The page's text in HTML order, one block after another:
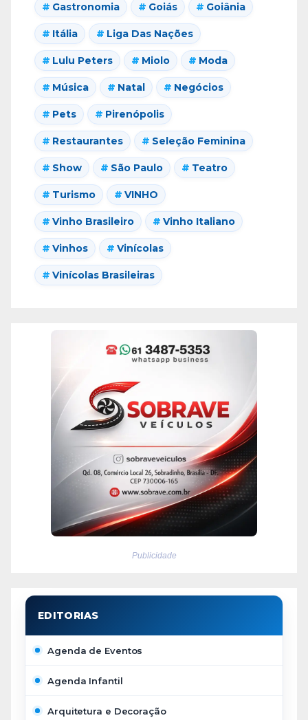
Gastronomia Goiás Goiânia
Itália Liga Das Nações
Lulu Peters Miolo Moda
Música Natal Negócios
Pets Pirenópolis
Restaurantes Seleção Feminina
Show São Paulo Teatro
Turismo VINHO
Vinho Brasileiro Vinho Italiano
Vinhos Vinícolas
Vinícolas Brasileiras
Publicidade
Agenda de Eventos
Agenda Infantil
Arquitetura e Decoração